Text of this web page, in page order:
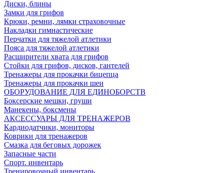
Диски, блины
Замки для грифов
Крюки, ремни, лямки страховочные
Накладки гимнастические
Перчатки для тяжелой атлетики
Пояса для тяжелой атлетики
Расширители хвата для грифов
Стойки для грифов, дисков, гантелей
Тренажеры для прокачки бицепца
Тренажеры для прокачки шеи
ОБОРУДОВАНИЕ ДЛЯ ЕДИНОБОРСТВ
Боксерские мешки, груши
Манекены, боксмены
АКСЕССУАРЫ ДЛЯ ТРЕНАЖЕРОВ
Кардиодатчики, мониторы
Коврики для тренажеров
Смазка для беговых дорожек
Запасные части
Спорт. инвентарь
Тренировочный инвентарь